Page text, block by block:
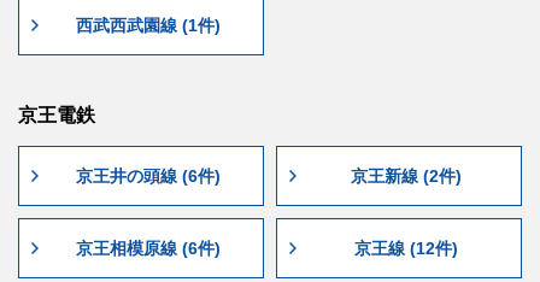
西武西武園線 (1件)
京王電鉄
京王井の頭線 (6件) 京王新線 (2件)
京王相模原線 (6件) 京王線 (12件)